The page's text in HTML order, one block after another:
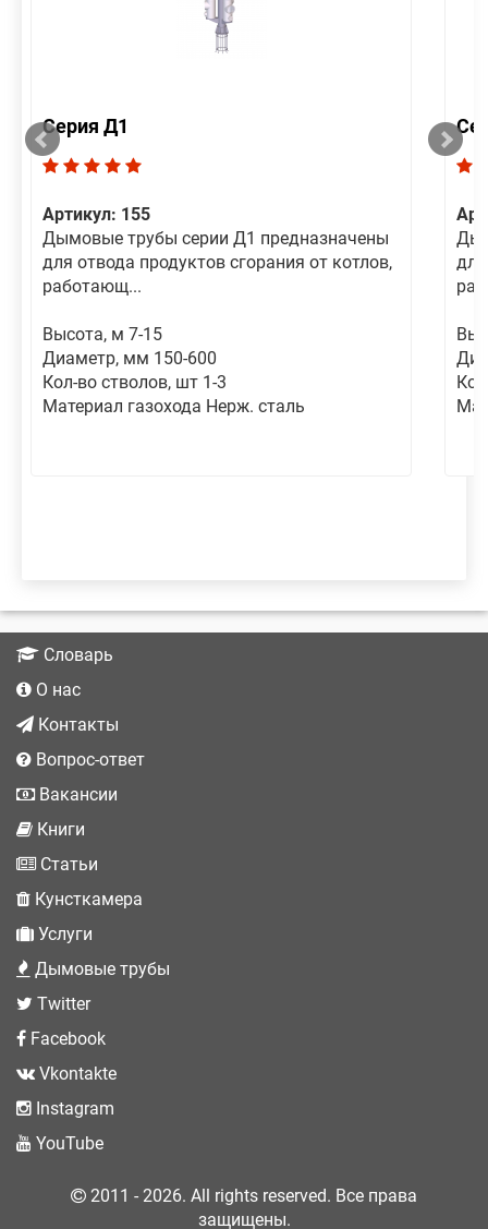
Серия Д1
Артикул: 155
Дымовые трубы серии Д1 предназначены
для отвода продуктов сгорания от котлов,
работающ...
Высота, м 7-15
Диаметр, мм 150-600
Кол-во стволов, шт 1-3
Материал газохода Нерж. сталь
Словарь
О нас
Контакты
Вопрос-ответ
Вакансии
Книги
Статьи
Кунсткамера
Услуги
Дымовые трубы
Twitter
Facebook
Vkontakte
Instagram
YouTube
2011 - 2026. All rights reserved. Все права
защищены.